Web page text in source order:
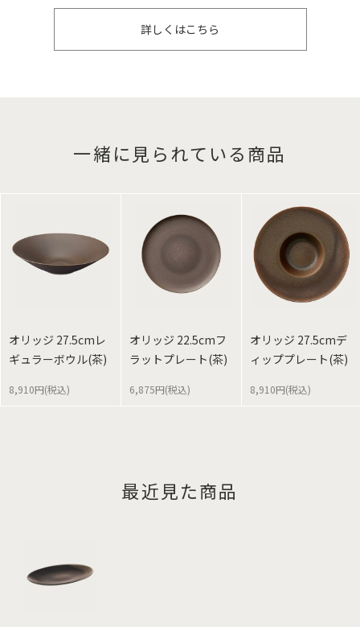
詳しくはこちら
一緒に見られている商品
オリッジ 27.5cmレ
ギュラーボウル(茶)
8,910円(税込)
オリッジ 22.5cmフ
ラットプレート(茶)
6,875円(税込)
オリッジ 27.5cmデ
ィッププレート(茶)
8,910円(税込)
最近見た商品